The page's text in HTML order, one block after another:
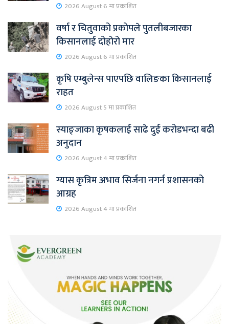
2026 August 6 मा प्रकाशित
वर्षा र चितुवाको प्रकोपले पुतलीबजारका
किसानलाई दोहोरो मार
2026 August 6 मा प्रकाशित
कृषि एम्बुलेन्स पाएपछि वालिङका किसानलाई
राहत
2026 August 5 मा प्रकाशित
स्याङ्जाका कृषकलाई साढे दुई करोडभन्दा बढी
अनुदान
2026 August 4 मा प्रकाशित
ग्यास कृत्रिम अभाव सिर्जना नगर्न प्रशासनको
आग्रह
2026 August 4 मा प्रकाशित